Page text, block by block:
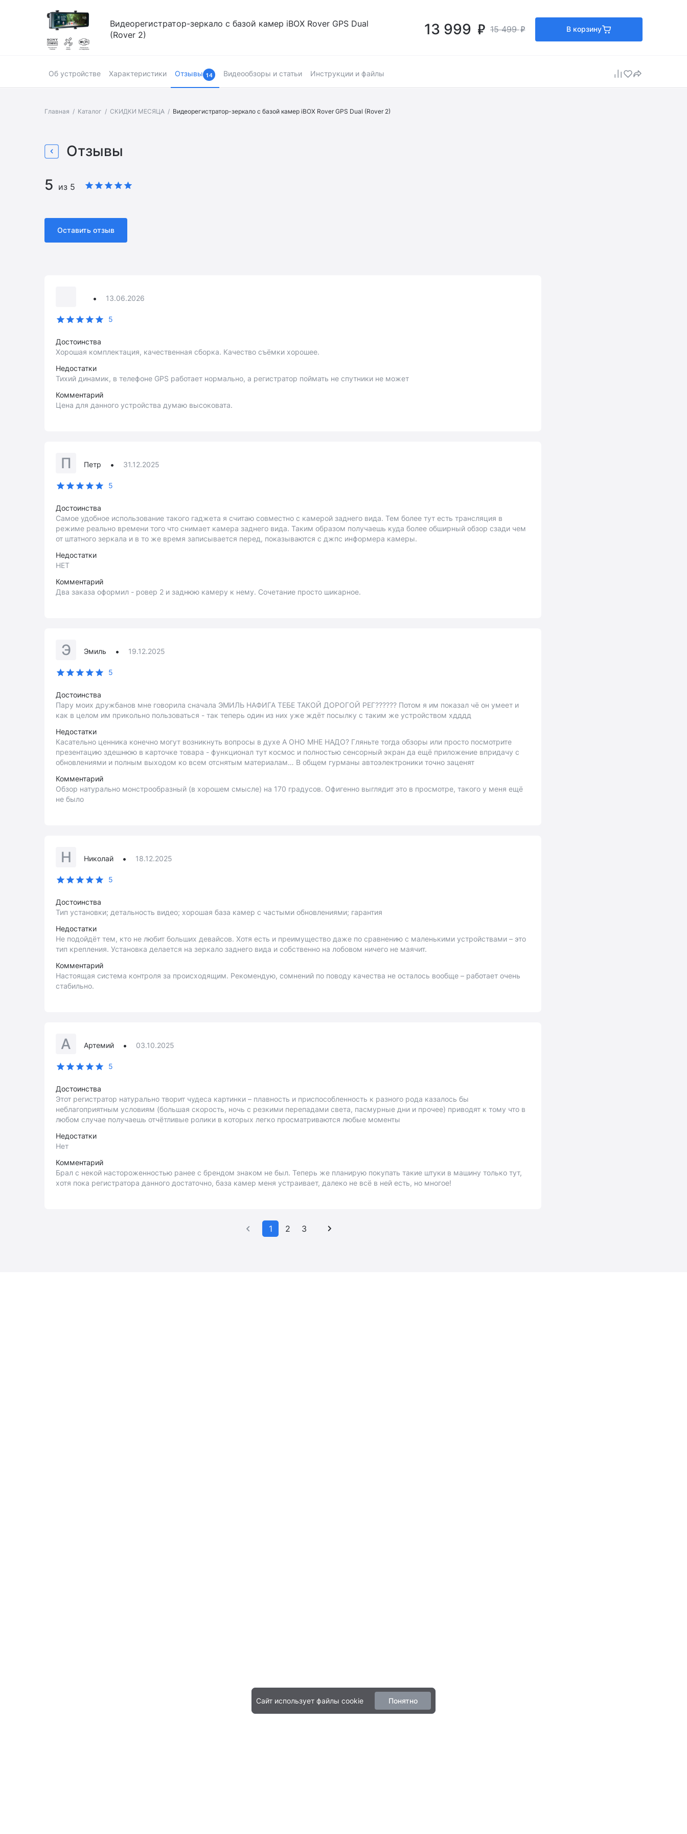
Видеорегистратор-зеркало с базой камер iBOX Rover GPS Dual
(Rover 2)
13 999 15 499 В корзину
Об устройстве Характеристики Отзывы 14 Видеообзоры и статьи Инструкции и файлы
Главная Каталог СКИДКИ МЕСЯЦА Видеорегистратор-зеркало с базой камер iBOX Rover GPS Dual (Rover 2)
Страница товара
Отзывы
5 из 5
Оставить отзыв
• 13.06.2026
5
Достоинства
Хорошая комплектация, качественная сборка. Качество съёмки хорошее.
Недостатки
Тихий динамик, в телефоне GPS работает нормально, а регистратор поймать не спутники не может
Комментарий
Цена для данного устройства думаю высоковата.
П Петр • 31.12.2025
5
Достоинства
Самое удобное использование такого гаджета я считаю совместно с камерой заднего вида. Тем более тут есть трансляция в
режиме реально времени того что снимает камера заднего вида. Таким образом получаешь куда более обширный обзор сзади чем
от штатного зеркала и в то же время записывается перед, показываются с джпс информера камеры.
Недостатки
НЕТ
Комментарий
Два заказа оформил - ровер 2 и заднюю камеру к нему. Сочетание просто шикарное.
Э Эмиль • 19.12.2025
5
Достоинства
Пару моих дружбанов мне говорила сначала ЭМИЛЬ НАФИГА ТЕБЕ ТАКОЙ ДОРОГОЙ РЕГ?????? Потом я им показал чё он умеет и
как в целом им прикольно пользоваться - так теперь один из них уже ждёт посылку с таким же устройством хдддд
Недостатки
Касательно ценника конечно могут возникнуть вопросы в духе А ОНО МНЕ НАДО? Гляньте тогда обзоры или просто посмотрите
презентацию здешнюю в карточке товара - функционал тут космос и полностью сенсорный экран да ещё приложение впридачу с
обновлениями и полным выходом ко всем отснятым материалам… В общем гурманы автоэлектроники точно заценят
Комментарий
Обзор натурально монстрообразный (в хорошем смысле) на 170 градусов. Офигенно выглядит это в просмотре, такого у меня ещё
не было
Н Николай • 18.12.2025
5
Достоинства
Тип установки; детальность видео; хорошая база камер с частыми обновлениями; гарантия
Недостатки
Не подойдёт тем, кто не любит больших девайсов. Хотя есть и преимущество даже по сравнению с маленькими устройствами – это
тип крепления. Установка делается на зеркало заднего вида и собственно на лобовом ничего не маячит.
Комментарий
Настоящая система контроля за происходящим. Рекомендую, сомнений по поводу качества не осталось вообще – работает очень
стабильно.
А Артемий • 03.10.2025
5
Достоинства
Этот регистратор натурально творит чудеса картинки – плавность и приспособленность к разного рода казалось бы
неблагоприятным условиям (большая скорость, ночь с резкими перепадами света, пасмурные дни и прочее) приводят к тому что в
любом случае получаешь отчётливые ролики в которых легко просматриваются любые моменты
Недостатки
Нет
Комментарий
Брал с некой настороженностью ранее с брендом знаком не был. Теперь же планирую покупать такие штуки в машину только тут,
хотя пока регистратора данного достаточно, база камер меня устраивает, далеко не всё в ней есть, но многое!
1 2 3
Сайт использует файлы cookie Понятно